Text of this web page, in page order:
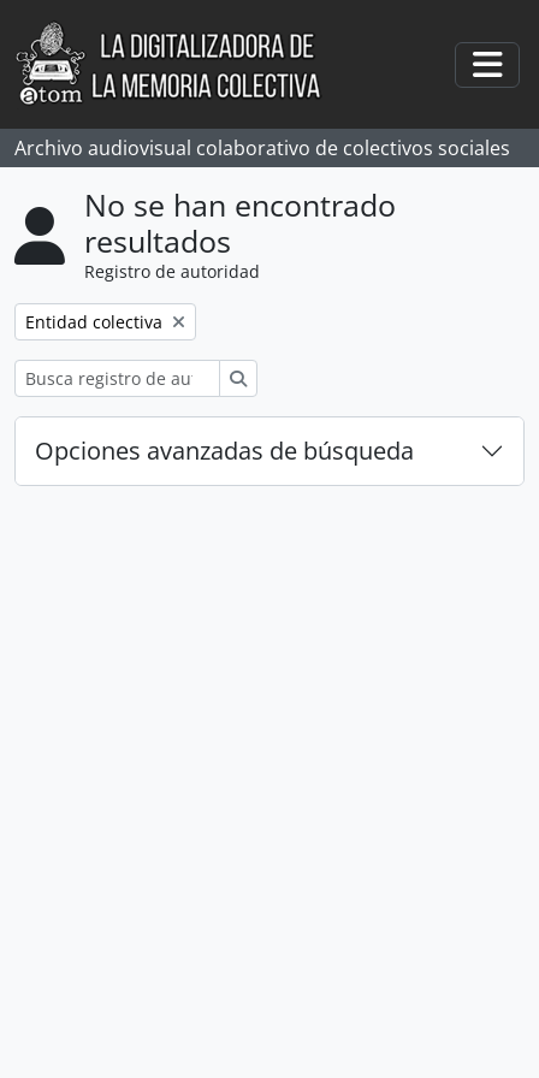
Skip to main content
Archivo audiovisual colaborativo de colectivos sociales
No se han encontrado
resultados
Registro de autoridad
Remove filter:
Entidad colectiva
Opciones avanzadas de búsqueda